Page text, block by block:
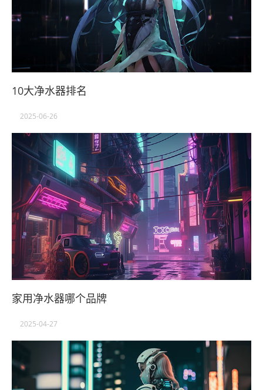
10大净水器排名
2025-06-26
家用净水器哪个品牌
2025-04-27